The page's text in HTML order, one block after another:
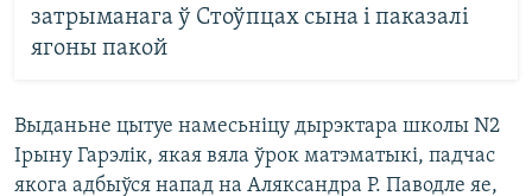
затрыманага ў Стоўпцах сына і паказалі
ягоны пакой
Выданьне цытуе намесьніцу дырэктара школы N2
Ірыну Гарэлік, якая вяла ўрок матэматыкі, падчас
якога адбыўся напад на Аляксандра Р. Паводле яе,